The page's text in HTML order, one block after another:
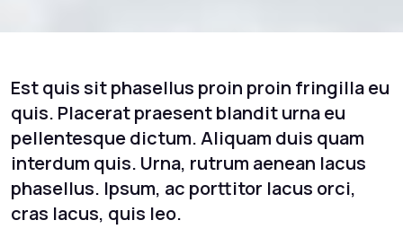
Est quis sit phasellus proin proin fringilla eu
quis. Placerat praesent blandit urna eu
pellentesque dictum. Aliquam duis quam
interdum quis. Urna, rutrum aenean lacus
phasellus. Ipsum, ac porttitor lacus orci,
cras lacus, quis leo.